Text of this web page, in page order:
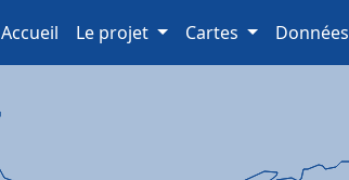
Accueil (current)
Le projet Cartes Données